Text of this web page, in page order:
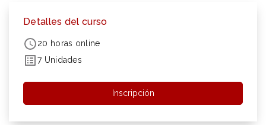
Detalles del curso
20 horas online
7 Unidades
Inscripción